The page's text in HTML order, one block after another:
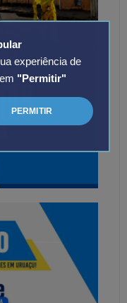
experiência de
"Permitir"
PERMITIR